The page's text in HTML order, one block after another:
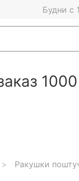
Будни с
1000
Ракушки